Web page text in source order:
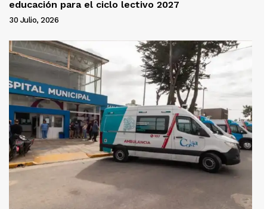
educación para el ciclo lectivo 2027
30 Julio, 2026